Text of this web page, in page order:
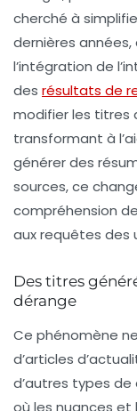
cherché à
dernières
l’intégration de l’
des résultats de
modifier les titres
transformant à
générer des
sources, ce
compréhension
aux requêtes des
Des titres
dérange
Ce phénomène
d’articles
d’autres types
où les nuances et